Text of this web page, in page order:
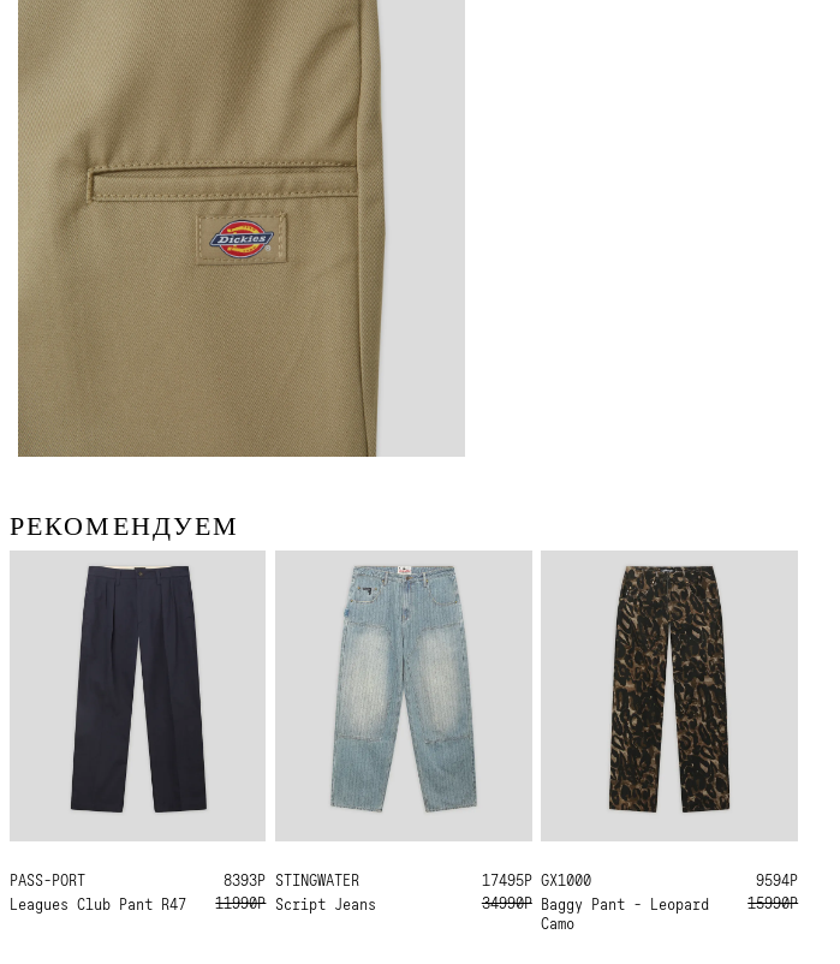
РЕКОМЕНДУЕМ
PASS-PORT
Leagues Club Pant R47
32 28
8393Р
11990Р
STINGWATER
Script Jeans
L XL
17495Р
34990Р
GX1000
Baggy Pant - Leopard
Camo
34 32
9594Р
15990Р